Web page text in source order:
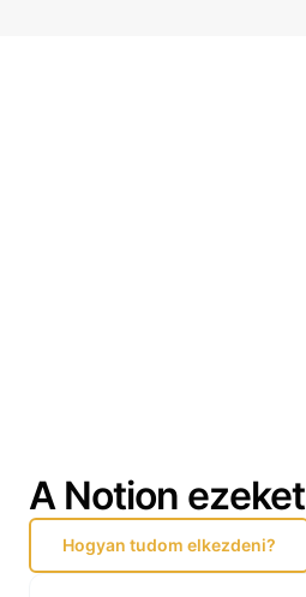
A Notion ezeket
Hogyan tudom elkezdeni?